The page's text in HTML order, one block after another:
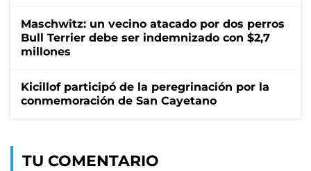
Maschwitz: un vecino atacado por dos perros
Bull Terrier debe ser indemnizado con $2,7
millones
Kicillof participó de la peregrinación por la
conmemoración de San Cayetano
TU COMENTARIO